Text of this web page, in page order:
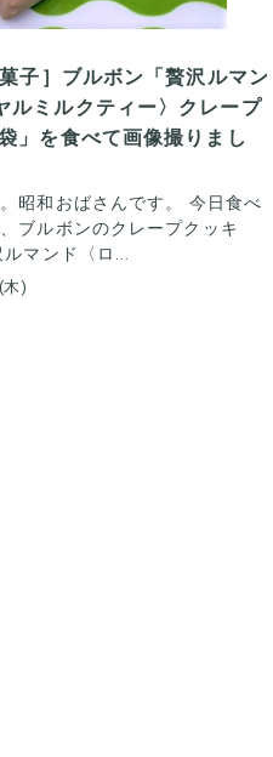
子］ブルボン「贅沢ルマン
ルミルクティー〉クレープ
」を食べて画像撮りまし
昭和おばさんです。 今日食べ
ブルボンのクレープクッキ
マンド〈ロ...
)